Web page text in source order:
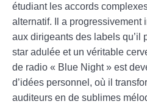
étudiant les accords
alternatif. Il a progressivement
aux dirigeants des labels qu’il
star adulée et un véritable
de radio « Blue Night » est
d’idées personnel, où il
auditeurs en de sublimes